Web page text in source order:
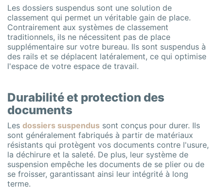
Les dossiers suspendus sont une solution de
classement qui permet un véritable gain de place.
Contrairement aux systèmes de classement
traditionnels, ils ne nécessitent pas de place
supplémentaire sur votre bureau. Ils sont suspendus à
des rails et se déplacent latéralement, ce qui optimise
l'espace de votre espace de travail.
Durabilité et protection des
documents
Les dossiers suspendus sont conçus pour durer. Ils
sont généralement fabriqués à partir de matériaux
résistants qui protègent vos documents contre l'usure,
la déchirure et la saleté. De plus, leur système de
suspension empêche les documents de se plier ou de
se froisser, garantissant ainsi leur intégrité à long
terme.